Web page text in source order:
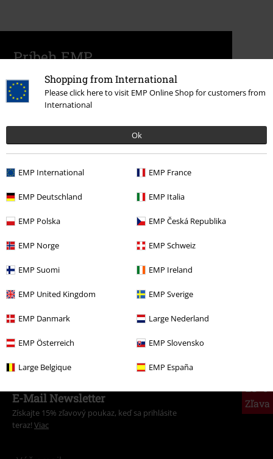
Shopping from International
Please click here to visit EMP Online Shop for customers from
International
Ok
EMP International EMP France
EMP Deutschland EMP Italia
EMP Polska EMP Česká Republika
EMP Norge EMP Schweiz
EMP Suomi EMP Ireland
EMP United Kingdom EMP Sverige
EMP Danmark Large Nederland
EMP Österreich EMP Slovensko
Large Belgique EMP España
Príbeh EMP
Od obývačky k neporaziteľnej jednotke
Objavte teraz!
Zľava
E-Mail Newsletter
Získajte 15% zľavový poukaz, keď sa prihlásite
teraz! Viac